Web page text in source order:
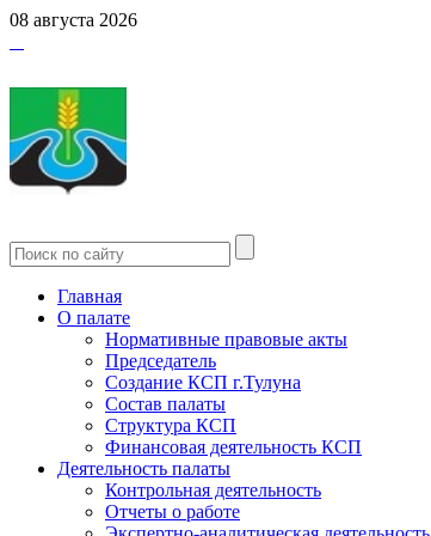
08 августа 2026
Главная
О палате
Нормативные правовые акты
Председатель
Создание КСП г.Тулуна
Состав палаты
Структура КСП
Финансовая деятельность КСП
Деятельность палаты
Контрольная деятельность
Отчеты о работе